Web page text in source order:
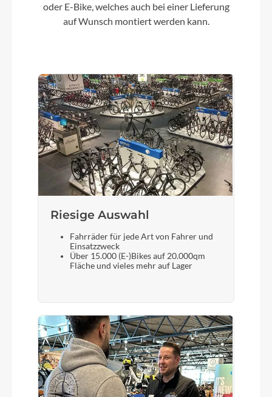
Rahmenmaterial
Lenker
Breiter, ergonomischer und leichter Lenker aus
Aluminium
Farbe
Metallic Blue
Vorderrad Nabe
Schmale, leichte Alu-Naben
Laufradgröße
12″
Bremshebel
oder E-Bike, welches auch bei einer Lieferung
auf Wunsch montiert werden kann.
Riesige Auswahl
Fahrräder für jede Art von Fahrer und
Einsatzzweck
Über 15.000 (E-)Bikes auf 20.000qm
Fläche und vieles mehr auf Lager